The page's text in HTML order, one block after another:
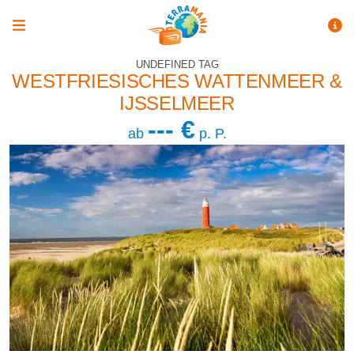
UNDEFINED TAG
WESTFRIESISCHES WATTENMEER &
IJSSELMEER
ab --- €p. P.